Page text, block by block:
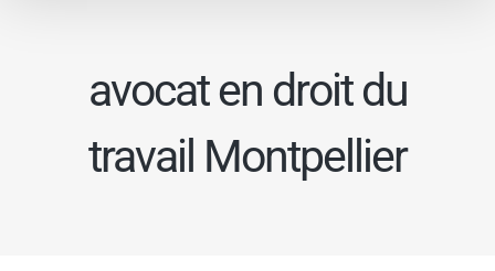
avocat en droit du
travail Montpellier